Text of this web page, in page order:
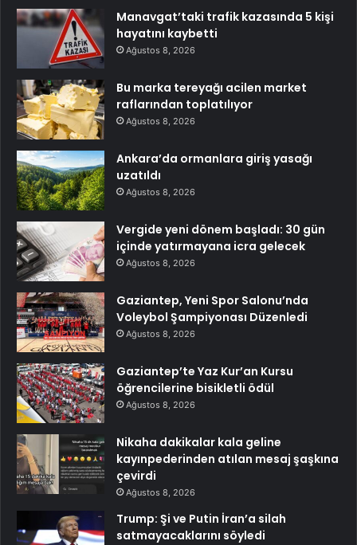
Manavgat’taki trafik kazasında 5 kişi
hayatını kaybetti
Ağustos 8, 2026
Bu marka tereyağı acilen market
raflarından toplatılıyor
Ağustos 8, 2026
Ankara’da ormanlara giriş yasağı
uzatıldı
Ağustos 8, 2026
Vergide yeni dönem başladı: 30 gün
içinde yatırmayana icra gelecek
Ağustos 8, 2026
Gaziantep, Yeni Spor Salonu’nda
Voleybol Şampiyonası Düzenledi
Ağustos 8, 2026
Gaziantep’te Yaz Kur’an Kursu
öğrencilerine bisikletli ödül
Ağustos 8, 2026
Nikaha dakikalar kala geline
kayınpederinden atılan mesaj şaşkına
çevirdi
Ağustos 8, 2026
Trump: Şi ve Putin İran’a silah
satmayacaklarını söyledi